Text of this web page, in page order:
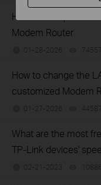
How to set up Parent
Modem Router
01-28-2026 74557
How to change the
customized Modem
01-27-2026 44587
What are the most
TP-Link devices'
02-21-2023